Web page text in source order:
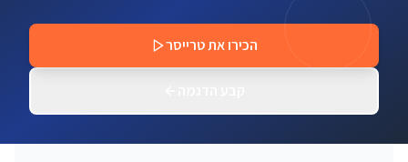
הכירו את טרייסר